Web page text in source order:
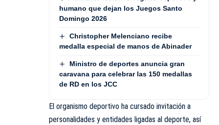
humano que dejan los Juegos Santo
Domingo 2026
Christopher Melenciano recibe
medalla especial de manos de Abinader
Ministro de deportes anuncia gran
caravana para celebrar las 150 medallas
de RD en los JCC
El organismo deportivo ha cursado invitación a
personalidades y entidades ligadas al deporte, así